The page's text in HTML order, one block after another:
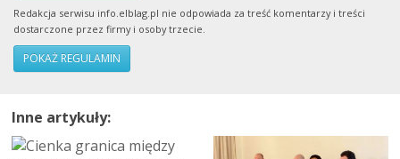
Redakcja serwisu info.elblag.pl nie odpowiada za treść komentarzy i treści
dostarczone przez firmy i osoby trzecie.
POKAŻ REGULAMIN
Inne artykuły: